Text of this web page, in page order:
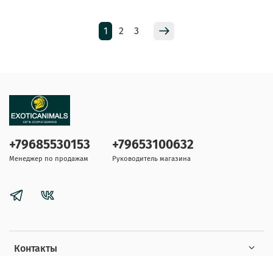
1 2 3
Контакты
+79685530153
Менеджер по продажам
+79653100632
Руководитель магазина